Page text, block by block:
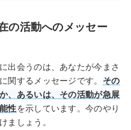
の活動へのメッセー
出会うのは、あなたが今まさ
関するメッセージです。 その
、あるいは、その活動が急展
性を示しています。今のやり
ましょう。